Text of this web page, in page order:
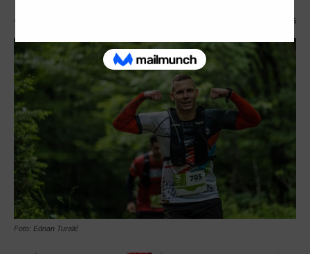
Objavio 1695
Foto: Ednan Turalić